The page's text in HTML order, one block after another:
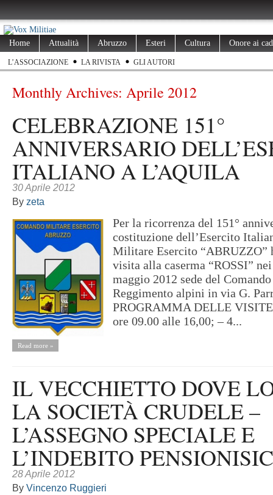
Home Attualità Abruzzo Esteri Cultura Onore ai
L’ASSOCIAZIONE LA RIVISTA GLI AUTORI
Monthly Archives: Aprile 2012
CELEBRAZIONE 151°
ANNIVERSARIO
ITALIANO A L’AQUILA
30 Aprile 2012
By zeta
Per la ricorrenza del 151°
costituzione dell’Esercito
Militare Esercito “ABRUZZO”
visita alla caserma “ROSSI”
maggio 2012 sede del
Reggimento alpini in via G.
PROGRAMMA DELLE
ore 09.00 alle 16,00; – 4...
Read more »
IL VECCHIETTO DOVE
LA SOCIETÀ CRUDELE –
L’ASSEGNO SPECIALE E
L’INDEBITO
28 Aprile 2012
By Vincenzo Ruggieri